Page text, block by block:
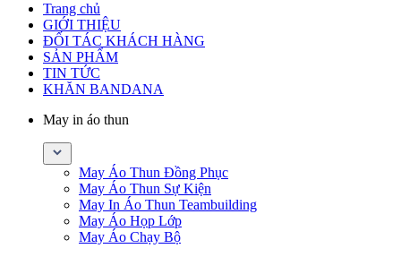
Trang chủ
GIỚI THIỆU
ĐỐI TÁC KHÁCH HÀNG
SẢN PHẨM
TIN TỨC
KHĂN BANDANA
May in áo thun
May Áo Thun Đồng Phục
May Áo Thun Sự Kiện
May In Áo Thun Teambuilding
May Áo Họp Lớp
May Áo Chạy Bộ